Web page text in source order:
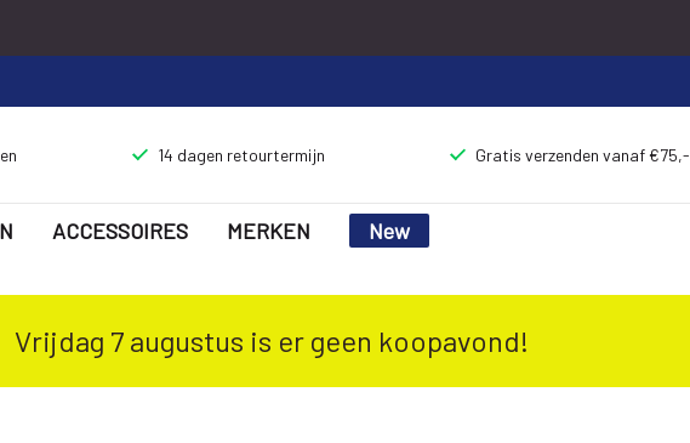
14 dagen retourtermijn Gratis verzenden vanaf €75,-
ACCESSOIRES MERKEN New
Vrijdag 7 augustus is er geen koopavond!